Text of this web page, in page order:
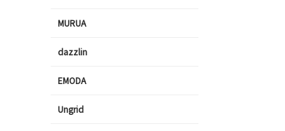
MURUA
dazzlin
EMODA
Ungrid